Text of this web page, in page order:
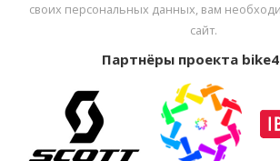
своих персональных данных, вам
сайт.
Партнёры проекта